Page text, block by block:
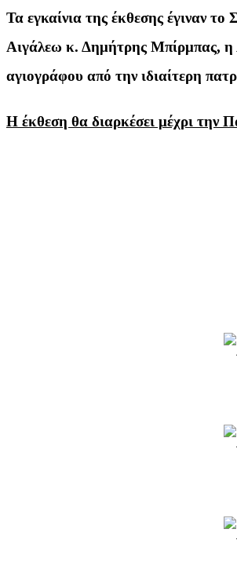
Τα εγκαίνια της έκθεσης έγιναν
Αιγάλεω κ. Δημήτρης Μπίρμπας, η
αγιογράφου από την ιδιαίτερη
Η έκθεση θα διαρκέσει μέχρι την